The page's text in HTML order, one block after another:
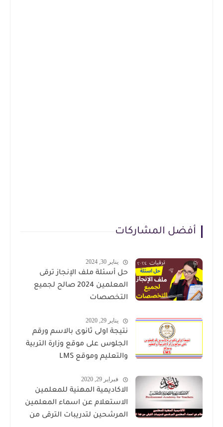
أفضل المشاركات
يناير 30, 2024
حل أسئلة ملف الإنجاز ترقى
المعلمين 2024 صالح لجميع
التخصصات
يناير 29, 2020
نتيجة اولى ثانوى بالاسم ورقم
الجلوس على موقع وزارة التربية
والتعليم وموقع LMS
فبراير 29, 2020
الاكاديمية المهنية للمعلمين
الاستعلام عن اسماء المعلمين
المرشحين لتدريبات الترقى من